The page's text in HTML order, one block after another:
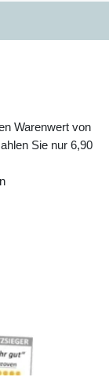
Warenwert von
Sie nur 6,90